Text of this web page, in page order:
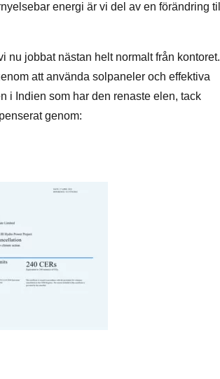
energi är vi del av en förändring till
nu jobbat nästan helt normalt från kontoret.
att använda solpaneler och effektiva
i Indien som har den renaste elen, tack
genom: